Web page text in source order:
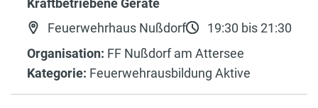
Kraftbetriebene Geräte
Feuerwehrhaus Nußdorf
19:30 bis 21:30
Organisation: FF Nußdorf am Attersee
Kategorie: Feuerwehrausbildung Aktive